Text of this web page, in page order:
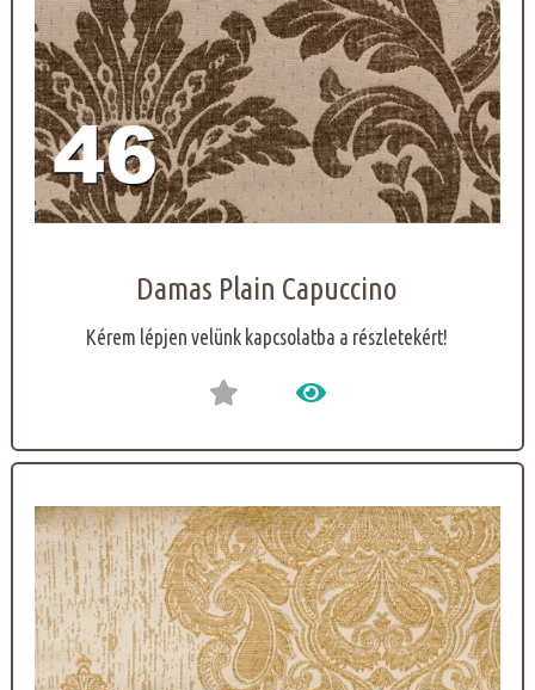
Damas Plain Capuccino
Kérem lépjen velünk kapcsolatba a részletekért!